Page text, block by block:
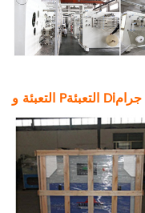
التعبئة و P التعبئة Diجرام